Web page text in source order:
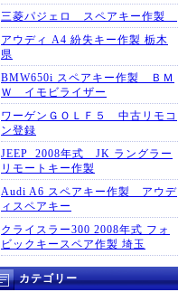
三菱パジェロ スペアキー作製
アウディ A4 紛失キー作製 栃木
県
BMW650i スペアキー作製 ＢＭ
Ｗ イモビライザー
ワーゲンＧＯＬＦ５ 中古リモコ
ン登録
JEEP 2008年式 JK ラングラー
リモートキー作製
Audi A6 スペアキー作製 アウデ
ィスペアキー
クライスラー300 2008年式 フォ
ビックキースペア作製 埼玉
カテゴリー